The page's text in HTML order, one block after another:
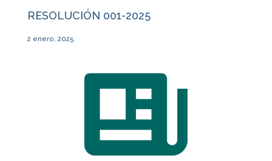
RESOLUCIÓN 001-2025
2 enero, 2025